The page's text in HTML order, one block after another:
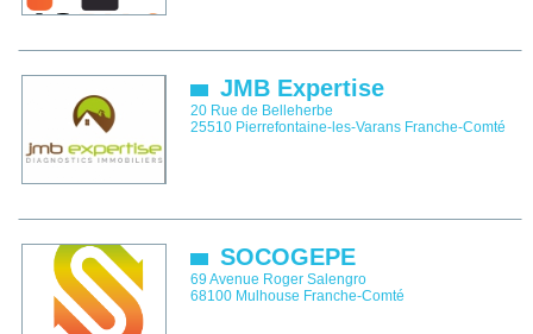
JMB Expertise
20 Rue de Belleherbe
25510 Pierrefontaine-les-Varans Franche-Comté
SOCOGEPE
69 Avenue Roger Salengro
68100 Mulhouse Franche-Comté